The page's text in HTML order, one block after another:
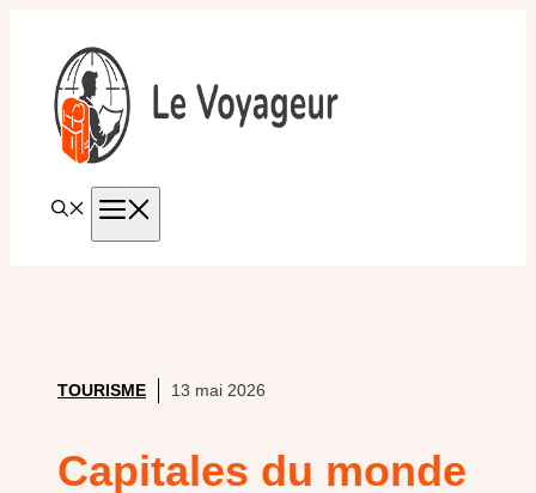
contenu
TOURISME 13 mai 2026
Capitales du monde